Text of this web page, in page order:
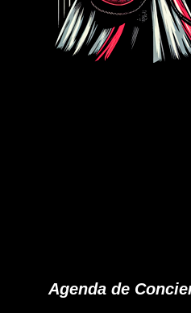
Agenda de